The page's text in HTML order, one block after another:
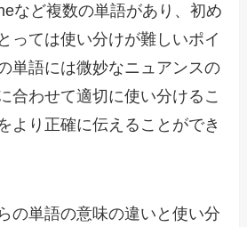
など複数の単語があり、初め
っては使い分けが難しいポイ
単語には微妙なニュアンスの
合わせて適切に使い分けるこ
より正確に伝えることができ
の単語の意味の違いと使い分